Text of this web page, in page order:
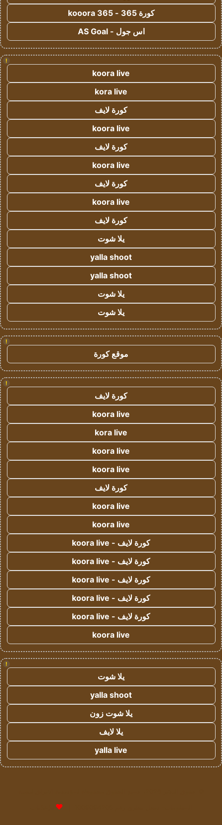
كورة 365 - kooora 365
اس جول - AS Goal
!
koora live
kora live
كورة لايف
koora live
كورة لايف
koora live
كورة لايف
koora live
كورة لايف
يلا شوت
yalla shoot
yalla shoot
يلا شوت
يلا شوت
!
موقع كورة
!
كورة لايف
koora live
kora live
koora live
koora live
كورة لايف
koora live
koora live
كورة لايف - koora live
كورة لايف - koora live
كورة لايف - koora live
كورة لايف - koora live
كورة لايف - koora live
koora live
!
يلا شوت
yalla shoot
يلا شوت زون
يلا لايف
yalla live